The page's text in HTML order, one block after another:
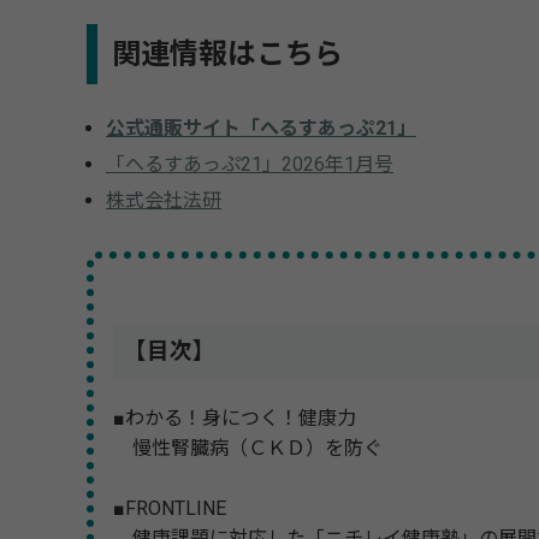
関連情報はこちら
公式通販サイト「へるすあっぷ21」
「へるすあっぷ21」2026年1月号
株式会社法研
【目次】
■わかる！身につく！健康力
慢性腎臓病（ＣＫＤ）を防ぐ
■FRONTLINE